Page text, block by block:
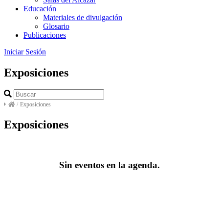
Educación
Materiales de divulgación
Glosario
Publicaciones
Iniciar Sesión
Exposiciones
/ Exposiciones
Exposiciones
Sin eventos en la agenda.